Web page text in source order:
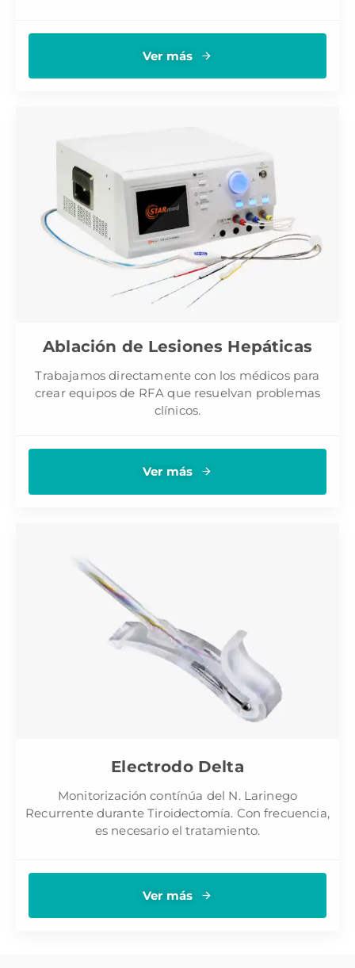
Ver más
Ablación de Lesiones Hepáticas
Trabajamos directamente con los médicos para
crear equipos de RFA que resuelvan problemas
clínicos.
Ver más
Electrodo Delta
Monitorización contínúa del N. Larinego
Recurrente durante Tiroidectomía. Con frecuencia,
es necesario el tratamiento.
Ver más